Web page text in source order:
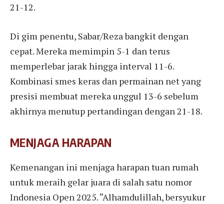
21-12.
Di gim penentu, Sabar/Reza bangkit dengan
cepat. Mereka memimpin 5-1 dan terus
memperlebar jarak hingga interval 11-6.
Kombinasi smes keras dan permainan net yang
presisi membuat mereka unggul 13-6 sebelum
akhirnya menutup pertandingan dengan 21-18.
MENJAGA HARAPAN
Kemenangan ini menjaga harapan tuan rumah
untuk meraih gelar juara di salah satu nomor
Indonesia Open 2025. “Alhamdulillah, bersyukur